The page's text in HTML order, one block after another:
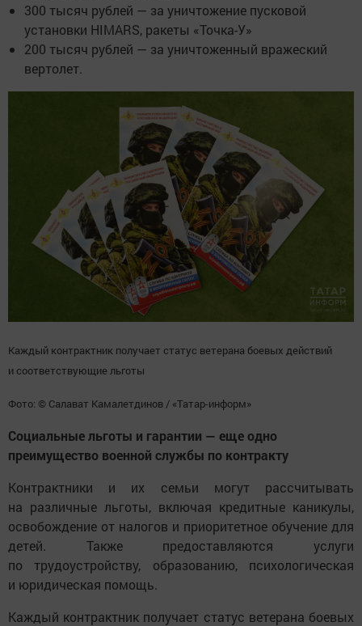
300 тысяч рублей — за уничтожение пусковой
установки HIMARS, ракеты «Точка-У»
200 тысяч рублей — за уничтоженный вражеский
вертолет.
Каждый контрактник получает статус ветерана боевых действий
и соответствующие льготы
Фото: © Салават Камалетдинов / «Татар-информ»
Социальные льготы и гарантии — еще одно
преимущество военной службы по контракту
Контрактники и их семьи могут рассчитывать
на различные льготы, включая кредитные каникулы,
освобождение от налогов и приоритетное обучение для
детей. Также предоставляются услуги
по трудоустройству, образованию, психологическая
и юридическая помощь.
Каждый контрактник получает статус ветерана боевых